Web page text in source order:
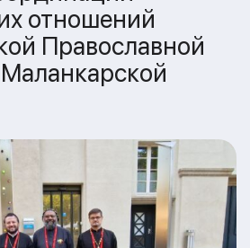
отношений
Православной